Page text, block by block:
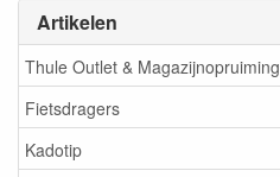
Artikelen
Thule Outlet & Magazijnopruiming
Fietsdragers
Kadotip